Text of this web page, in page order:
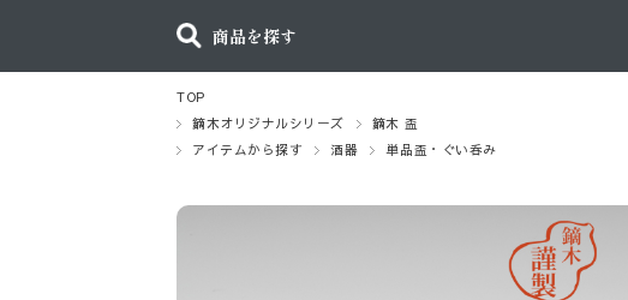
商品を探す
TOP
鏑木オリジナルシリーズ
鏑木 盃
アイテムから探す
酒器 単品盃・ぐい呑み